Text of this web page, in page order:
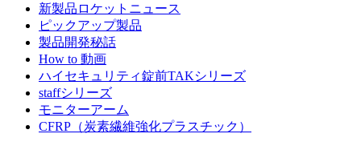
新製品ロケットニュース
ピックアップ製品
製品開発秘話
How to 動画
ハイセキュリティ錠前TAKシリーズ
staffシリーズ
モニターアーム
CFRP（炭素繊維強化プラスチック）